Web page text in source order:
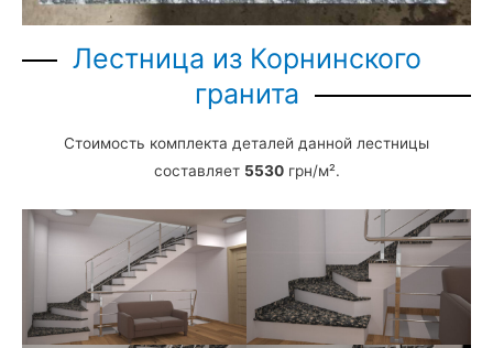
Лестница из Корнинского
гранита
Стоимость комплекта деталей данной лестницы
составляет 5530грн/м².